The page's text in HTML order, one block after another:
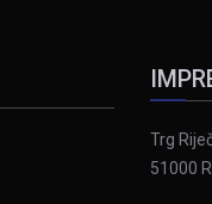
Trg
51000